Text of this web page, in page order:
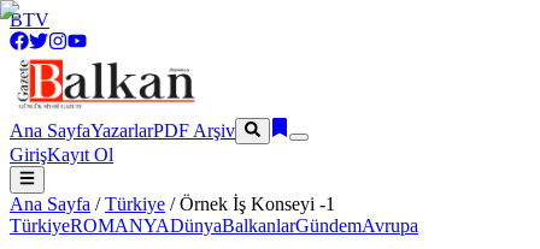
BTV
Ana SayfaYazarlarPDF Arşiv
GirişKayıt Ol
Ana Sayfa /Türkiye /Örnek İş Konseyi -1
TürkiyeROMANYADünyaBalkanlarGündemAvrupa